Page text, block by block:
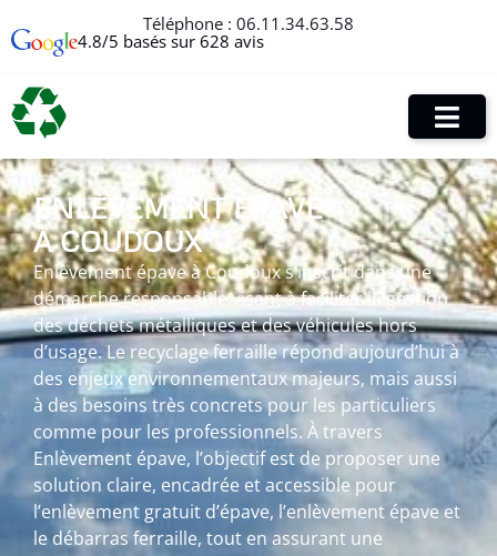
Téléphone : 06.11.34.63.58
4.8/5 basés sur 628 avis
ENLÈVEMENT ÉPAVE
À COUDOUX
Enlèvement épave à Coudoux s’inscrit dans une
démarche responsable visant à faciliter la gestion
des déchets métalliques et des véhicules hors
d’usage. Le recyclage ferraille répond aujourd’hui à
des enjeux environnementaux majeurs, mais aussi
à des besoins très concrets pour les particuliers
comme pour les professionnels. À travers
Enlèvement épave, l’objectif est de proposer une
solution claire, encadrée et accessible pour
l’enlèvement gratuit d’épave, l’enlèvement épave et
le débarras ferraille, tout en assurant une